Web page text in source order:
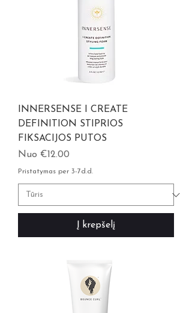
INNERSENSE I CREATE
DEFINITION STIPRIOS
FIKSACIJOS PUTOS
Nuo €12.00
Pardavimo kaina
Pristatymas per 3-7d.d.
Į krepšelį